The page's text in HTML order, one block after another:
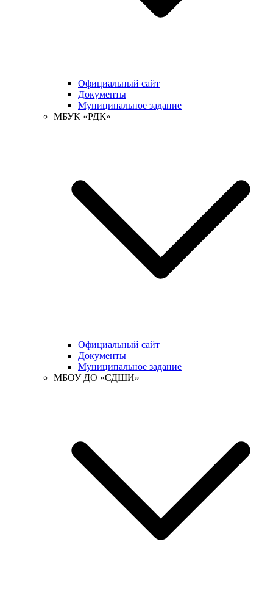
Официальный сайт
Документы
Муниципальное задание
МБУК «РДК»
Официальный сайт
Документы
Муниципальное задание
МБОУ ДО «СДШИ»